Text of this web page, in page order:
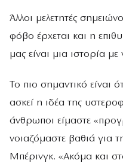
Άλλοι μελετητές
φόβο έρχεται και η
μας είναι μια ιστορία
Το πιο σημαντικό είναι
ασκεί η ιδέα της
άνθρωποι είμαστε
νοιαζόμαστε βαθιά για
Μπέρινγκ. «Ακόμα και